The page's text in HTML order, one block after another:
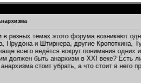
22:38
20.08.2007,14:45
23:59
19:46
15:26
01:19
в разных темах этого форума возникают
Прудона и Штирнера, другие Кропоткина,
всего ведётся вокруг понимания
должен быть анархизм в XXI веке? Есть
стоит убрать, а что стоит в него